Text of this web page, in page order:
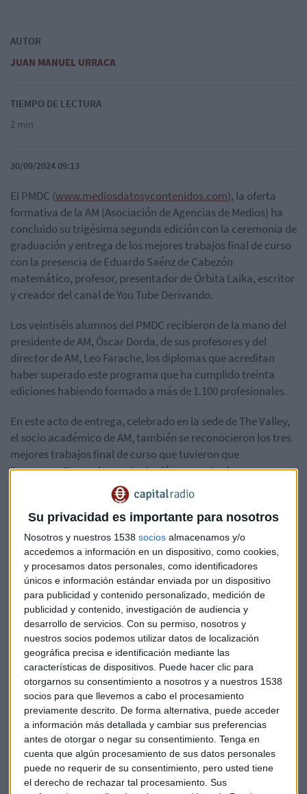
Su privacidad es importante para nosotros
Nosotros y nuestros 1538 socios almacenamos y/o
accedemos a información en un dispositivo, como cookies,
y procesamos datos personales, como identificadores
únicos e información estándar enviada por un dispositivo
para publicidad y contenido personalizado, medición de
publicidad y contenido, investigación de audiencia y
desarrollo de servicios. Con su permiso, nosotros y
nuestros socios podemos utilizar datos de localización
geográfica precisa e identificación mediante las
características de dispositivos. Puede hacer clic para
otorgarnos su consentimiento a nosotros y a nuestros 1538
socios para que llevemos a cabo el procesamiento
previamente descrito. De forma alternativa, puede acceder
a información más detallada y cambiar sus preferencias
antes de otorgar o negar su consentimiento. Tenga en
cuenta que algún procesamiento de sus datos personales
puede no requerir de su consentimiento, pero usted tiene
el derecho de rechazar tal procesamiento. Sus
AUTOR
JUAN MANUEL URRACA
TIEMPO DE LECTURA
2 min
30/09/2024 09:13
El PMDC (www.mediosdatosycontenidos.com), la oferta
formativa de la AM (Asociación de Agencias de Medios) ha
concluido su trigésima segunda edición con la ceremonia de
graduación y entrega de los mejores trabajos final de curso
con la presencia de Eduardo Saénz de Cabezón
matemático, profesor, presentador de Órbita Laika, escritor
y creador del canal de You Tube Derivando.
Los veintiséis alumnos del PMDC recibieron de la mano del
presidente de AM, Óscar Dorda, de sus profesores y del
director de AM, Leo Farache, los diplomas que acreditan
haber superado este programa que ha cumplido treinta
ediciones habiendo formado a más de 1.100 profesionales.
En este acto de entrega, celebrado en la sede de The Valley,
el socio académico de AM, también se reconocieron los tres
mejores trabajos final de curso que tuvieron que
“concursar” para dar contestación a un reto de
comunicación planteado por DKV. El mentor de los
alumnos, Javier Faus, habló de la altísima calidad de los
trabajos y compartió con los presentes los comentarios
muy positivos del cliente.
El presidente de AM, Óscar Dorda, considera que el PMDC es
“la propuesta formativa más completa para aprender el
apasionante y complejo oficio de conectar marcas con
consumidores. Hemos configurado un programa que
recorre el proceso de forma integral y comandado por
profesores con tanto conocimiento como capacidad para
comunicarlo a sus alumnos”
Los tres grupos premiados son los formados por los
siguientes alumnos:
Ganador:
Laura Arias